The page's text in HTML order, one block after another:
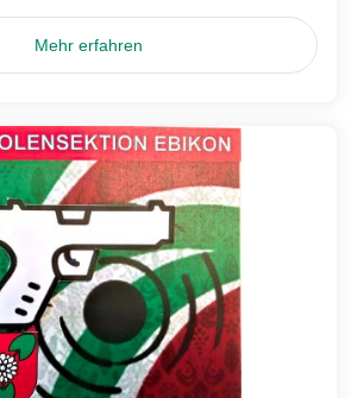
Mehr erfahren